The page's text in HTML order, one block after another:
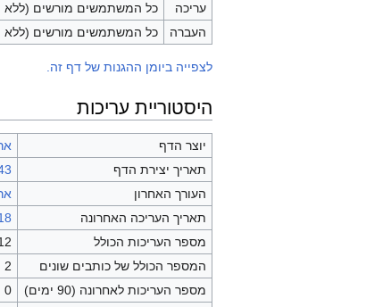
עריכה
כל המשתמשים מורשים (ללא
העברה
כל המשתמשים מורשים (ללא
לצפייה ביומן ההגנות של דף זה.
היסטוריית עריכות
יוצר הדף
תאריך יצירת הדף
11:43,
העורך האחרון
תאריך העריכה האחרונה
18:18,
מספר העריכות הכולל
המספר הכולל של כותבים שונים
2
מספר העריכות לאחרונה (90 ימים)
0